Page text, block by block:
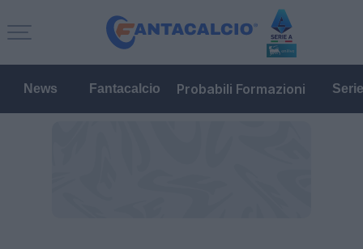
News Fantacalcio Probabili Formazioni